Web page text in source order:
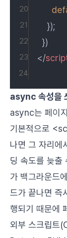
    });
  })
</
async 속성을
async는 페이
기본적으로
나면 그 자리에
딩 속도를 늦출
가 백그라운드
드가 끝나면 즉
행되기 때문에
외부 스크립트